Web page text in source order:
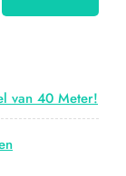
van 40 Meter!